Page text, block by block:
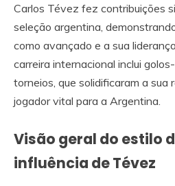
Carlos Tévez fez contribuições
seleção argentina,
como avançado e a sua
carreira internacional inclui
torneios, que solidificaram a sua
jogador vital para a Argentina.
Visão geral do estilo
influência de Tévez